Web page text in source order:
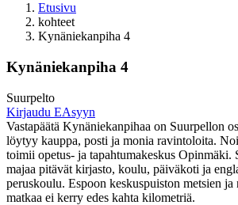
Etusivu
kohteet
Kynäniekanpiha 4
Kynäniekanpiha 4
Suurpelto
Kirjaudu EAsyyn
Vastapäätä Kynäniekanpihaa on Suurpellon
löytyy kauppa, posti ja monia ravintoloita.
toimii opetus- ja tapahtumakeskus Opinmäki.
majaa pitävät kirjasto, koulu, päiväkoti ja
peruskoulu. Espoon keskuspuiston metsien
matkaa ei kerry edes kahta kilometriä.